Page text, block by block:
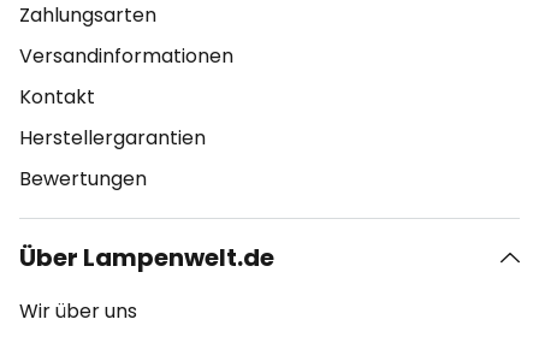
Zahlungsarten
Versandinformationen
Kontakt
Herstellergarantien
Bewertungen
Über Lampenwelt.de
Wir über uns